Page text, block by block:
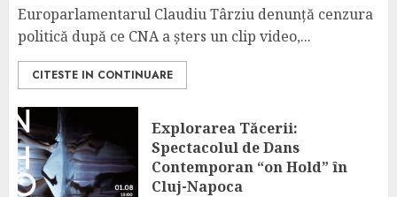
Europarlamentarul Claudiu Târziu denunță cenzura
politică după ce CNA a șters un clip video,...
CITESTE IN CONTINUARE
Explorarea Tăcerii:
Spectacolul de Dans
Contemporan “on Hold” în
Cluj-Napoca